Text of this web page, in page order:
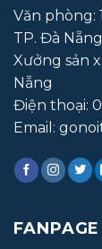
Văn phòng:
TP. Đà Nẵng
Xưởng sản
Nẵng
Điện thoại:
Email:
FANPAGE